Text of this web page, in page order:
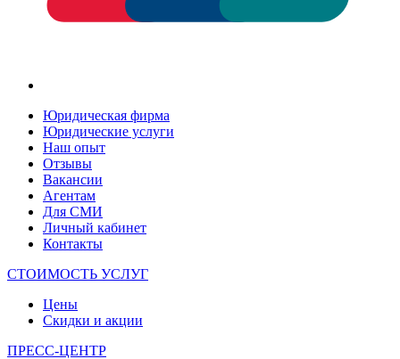
Юридическая фирма
Юридические услуги
Наш опыт
Отзывы
Вакансии
Агентам
Для СМИ
Личный кабинет
Контакты
СТОИМОСТЬ УСЛУГ
Цены
Скидки и акции
ПРЕСС-ЦЕНТР